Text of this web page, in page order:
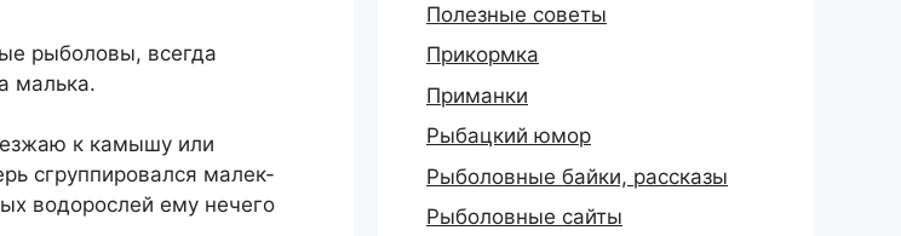
рыболовы, всегда
малька.
к камышу или
сгруппировался малек-
водорослей ему нечего
Полезные советы
Прикормка
Приманки
Рыбацкий юмор
Рыболовные байки, рассказы
Рыболовные сайты